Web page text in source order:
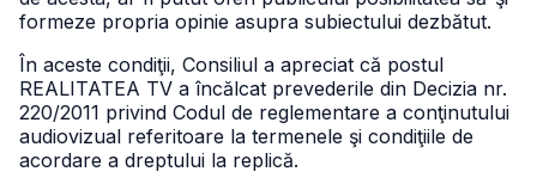
formeze propria opinie asupra subiectului dezbătut.
În aceste condiţii, Consiliul a apreciat că postul
REALITATEA TV a încălcat prevederile din Decizia nr.
220/2011 privind Codul de reglementare a conţinutului
audiovizual referitoare la termenele şi condiţiile de
acordare a dreptului la replică.